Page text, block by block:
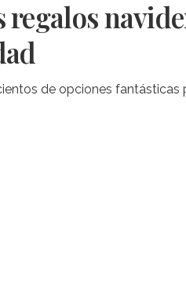
regalos
de opciones fantásticas